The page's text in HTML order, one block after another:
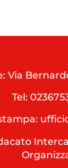
Via
Tel: